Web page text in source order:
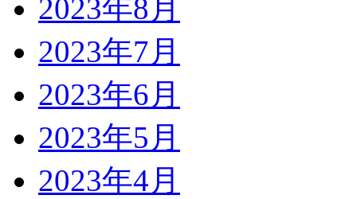
2023年8月
2023年7月
2023年6月
2023年5月
2023年4月